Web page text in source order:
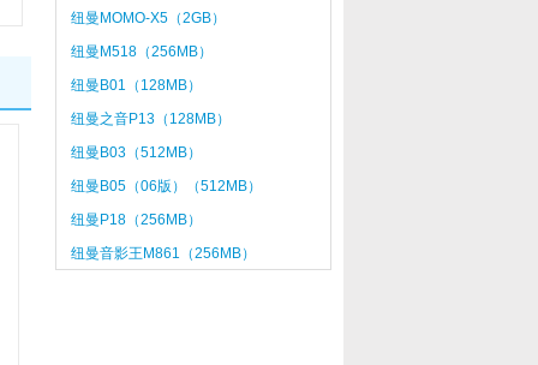
纽曼MOMO-X5（2GB）
纽曼M518（256MB）
纽曼B01（128MB）
纽曼之音P13（128MB）
纽曼B03（512MB）
纽曼B05（06版）（512MB）
纽曼P18（256MB）
纽曼音影王M861（256MB）